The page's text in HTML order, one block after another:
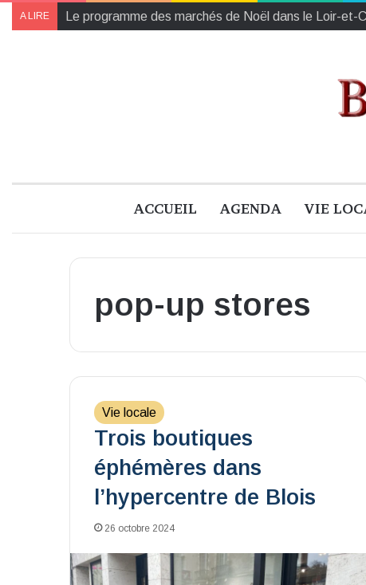
A LIRE Le programme des marchés de Noël dans le Loir-et-
ACCUEIL AGENDA VIE
pop-up stores
Vie locale
Trois boutiques
éphémères dans
l’hypercentre de Blois
26 octobre 2024